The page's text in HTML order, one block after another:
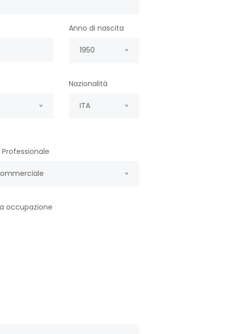
Anno di nascita
1950
Nazionalità
ITA
Professionale
occupazione